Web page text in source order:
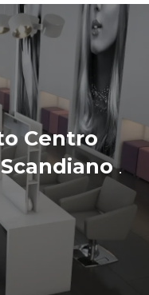
Centro
Scandiano.